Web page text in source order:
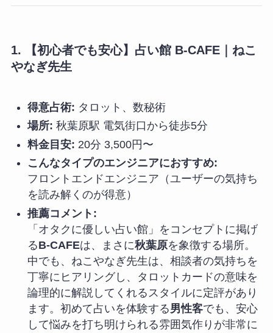
1. 【初心者でも安心】占い館 B-CAFE｜ねこ
やなぎ先生
得意占術: タロット、数秘術
場所: 秋葉原駅 電気街口から徒歩5分
料金目安: 20分 3,500円〜
こんなタイプのエンジニアにおすすめ:
フロントエンドエンジニア（ユーザーの気持ち
を読み解くのが得意）
推薦コメント:
「オタクに優しい占い館」をコンセプトに掲げ
るB-CAFEは、まさに秋葉原を象徴する場所。
中でも、ねこやなぎ先生は、相談者の気持ちを
丁寧にヒアリングし、タロットカードの意味を
論理的に解説してくれるスタイルに定評があり
ます。初めて占いを体験する男性客でも、安心
して悩みを打ち明けられる雰囲気作りが非常に